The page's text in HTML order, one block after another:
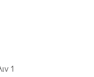
1